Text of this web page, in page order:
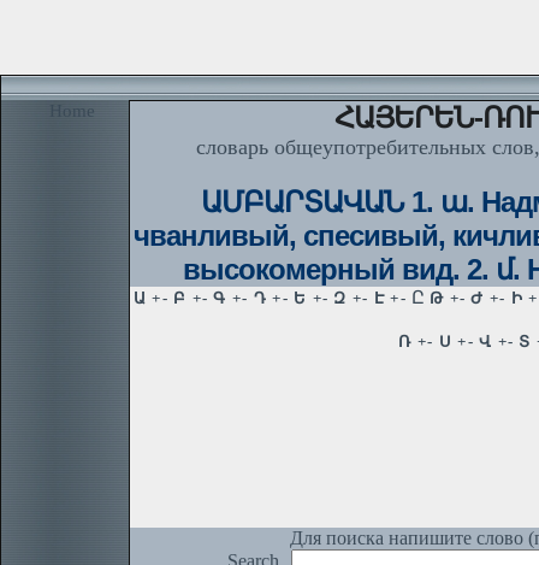
Home ՀԱՅԵՐԵՆ-
словарь общеупотребительных
ԱՄԲԱՐՏԱՎԱՆ 1. ա.
чванливый, спесивый,
высокомерный вид. 2. մ.
Для поиска напишите слово
Search